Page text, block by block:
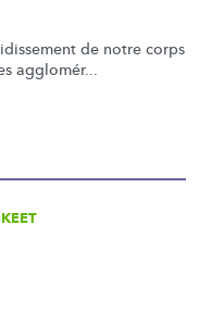
de notre corps
agglomér...